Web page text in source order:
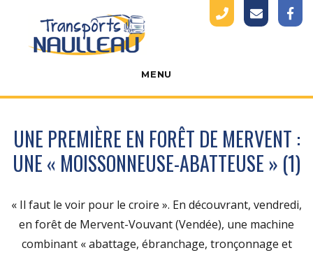
Naulleau
MENU
UNE PREMIÈRE EN FORÊT DE MERVENT :
UNE « MOISSONNEUSE-ABATTEUSE » (1)
« Il faut le voir pour le croire ». En découvrant, vendredi,
en forêt de Mervent-Vouvant (Vendée), une machine
combinant « abattage, ébranchage, tronçonnage et